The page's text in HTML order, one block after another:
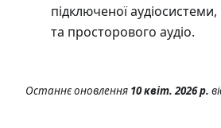
підключеної аудіосистеми,
та просторового аудіо.
Останнє оновлення 10 квіт. 2026 р.